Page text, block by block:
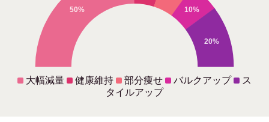
50%
10%
20%
大幅減量 健康維持 部分痩せ バルクアップ
ス
タイルアップ